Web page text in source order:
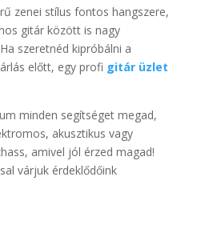
zenei stílus fontos hangszere,
gitár között is nagy
szeretnéd kipróbálni a
előtt, egy profi gitár üzlet
minden segítséget megad,
akusztikus vagy
amivel jól érzed magad!
várjuk érdeklődőink